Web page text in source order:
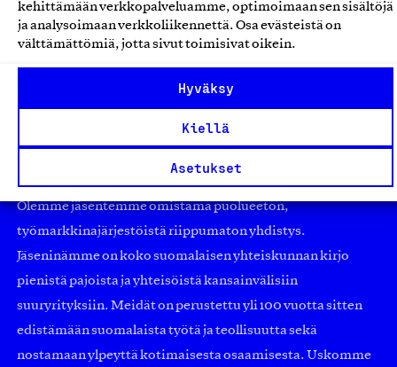
kehittämään verkkopalveluamme, optimoimaan sen sisältöjä
ja analysoimaan verkkoliikennettä. Osa evästeistä on
välttämättömiä, jotta sivut toimisivat oikein.
Hyväksy
Kiellä
Asetukset
Verkkokauppapalvelut
Olemme jäsentemme omistama puolueeton,
työmarkkinajärjestöistä riippumaton yhdistys.
Jäseninämme on koko suomalaisen yhteiskunnan kirjo
pienistä pajoista ja yhteisöistä kansainvälisiin
suuryrityksiin. Meidät on perustettu yli 100 vuotta sitten
edistämään suomalaista työtä ja teollisuutta sekä
nostamaan ylpeyttä kotimaisesta osaamisesta. Uskomme